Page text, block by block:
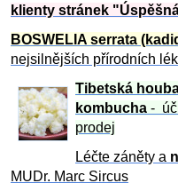
klienty stránek
BOSWELIA serrata
nejsilnějších přírodních
Tibetská
kombucha -
prodej
Léčte záněty a
MUDr. Marc Sircus